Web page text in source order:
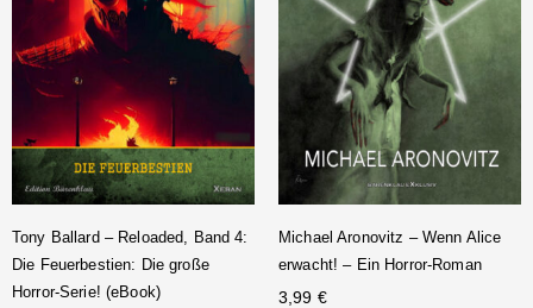
Tony Ballard – Reloaded, Band 4:
Die Feuerbestien: Die große
Horror-Serie! (eBook)
Michael Aronovitz – Wenn Alice
erwacht! – Ein Horror-Roman
3,99 €